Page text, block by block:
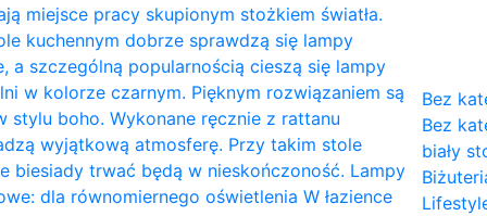
miejsce pracy skupionym stożkiem światła.
kuchennym dobrze sprawdzą się lampy
a szczególną popularnością cieszą się lampy
w kolorze czarnym. Pięknym rozwiązaniem są
stylu boho. Wykonane ręcznie z rattanu
wyjątkową atmosferę. Przy takim stole
biesiady trwać będą w nieskończoność. Lampy
dla równomiernego oświetlenia W łazience
Bez
Bez
biały